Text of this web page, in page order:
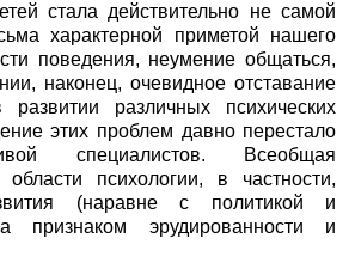
стала действительно не самой
характерной приметой нашего
поведения, неумение общаться,
наконец, очевидное отставание
различных психических
этих проблем давно перестало
специалистов. Всеобщая
области психологии, в частности,
(наравне с политикой и
признаком эрудированности и